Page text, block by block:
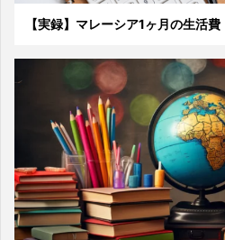
【実録】マレーシア1ヶ月の生活